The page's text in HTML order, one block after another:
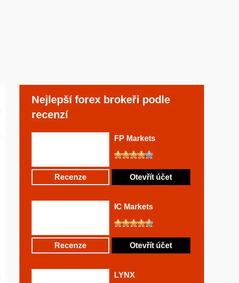
Nejlepší forex brokeři podle
recenzí
FP Markets
Recenze Otevřít účet
IC Markets
Recenze Otevřít účet
LYNX